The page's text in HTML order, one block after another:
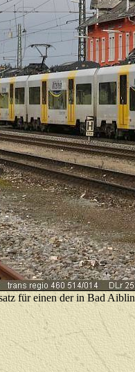
für einen der in Bad